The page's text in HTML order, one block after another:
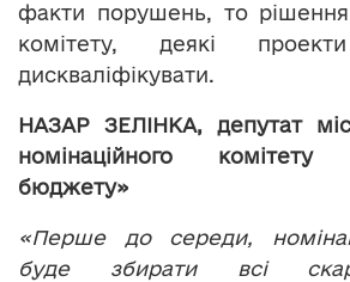
факти порушень, то
комітету, деякі
дискваліфікувати.
НАЗАР ЗЕЛІНКА, депутат
номінаційного комітету
бюджету»
«Перше до середи,
буде збирати всі